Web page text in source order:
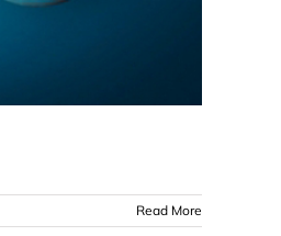
Read More